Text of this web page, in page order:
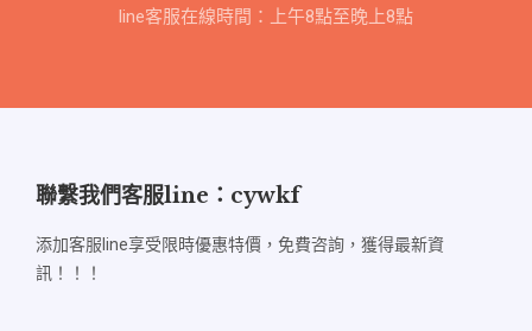
line客服在線時間：上午8點至晚上8點
聯繫我們客服line：cywkf
添加客服line享受限時優惠特價，免費咨詢，獲得最新資
訊！！！